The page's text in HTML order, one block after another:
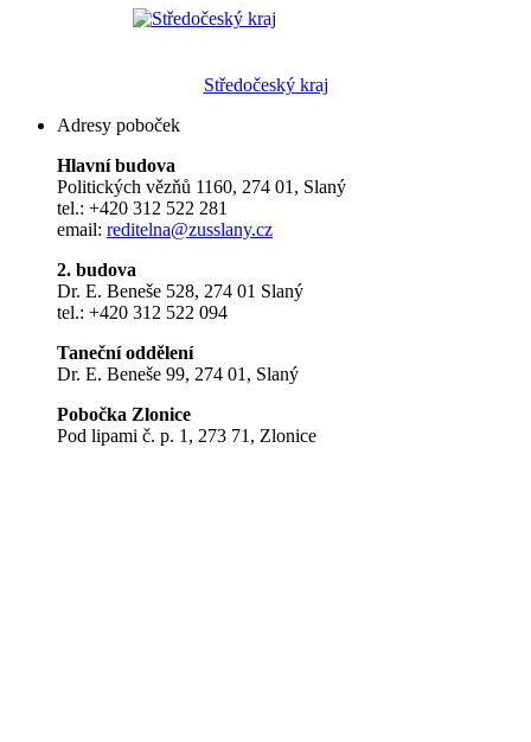
Středočeský kraj
Adresy poboček
Hlavní budova
Politických vězňů 1160, 274 01, Slaný
tel.: +420 312 522 281
email: reditelna@zusslany.cz
2. budova
Dr. E. Beneše 528, 274 01 Slaný
tel.: +420 312 522 094
Taneční oddělení
Dr. E. Beneše 99, 274 01, Slaný
Pobočka Zlonice
Pod lipami č. p. 1, 273 71, Zlonice